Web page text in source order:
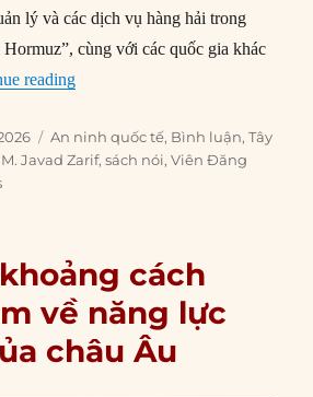
lý và các dịch vụ hàng hải trong
cùng với các quốc gia khác
reading“Tầm nhìn của Iran cho một
Categories
An ninh quốc tế, Bình luận,Tây
M. Javad Zarif,sách nói,Viên Đăng
cách
về năng lực
châu Âu